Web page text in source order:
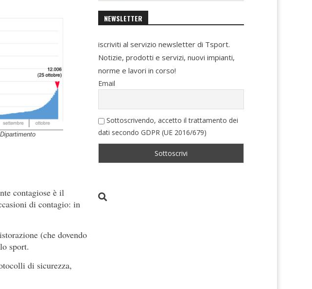
contagiose è il
di contagio: in
(che dovendo
sport.
di sicurezza,
NEWSLETTER
iscriviti al servizio newsletter di Tsport.
Notizie, prodotti e servizi, nuovi impianti,
norme e lavori in corso!
Email
Sottoscrivendo, accetto il trattamento dei
dati secondo GDPR (UE 2016/679)